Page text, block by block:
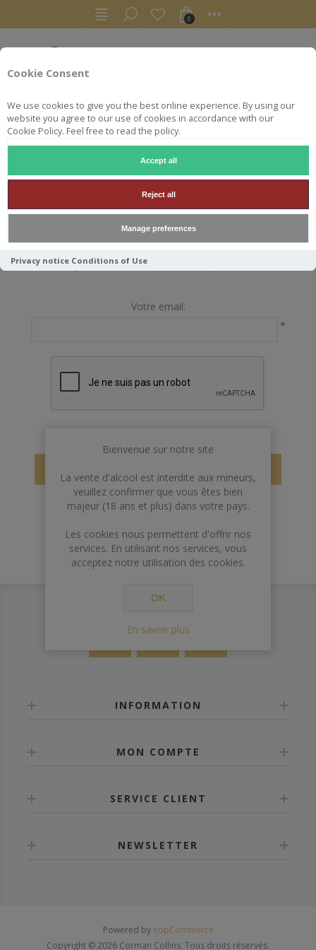
Cookie Consent
We use cookies to give you the best online experience. By using our
website you agree to our use of cookies in accordance with our
Cookie Policy. Feel free to read the policy.
Accept all
Reject all
Manage preferences
Privacy notice Conditions of Use
0
RÉCUPÉRER LE MOT DE
PASSE
Entrez votre adresse mail ci-dessous. Vous recevrez un lien
pour réinitialiser votre mot de passe.
Votre email:
*
INFORMATION
MON COMPTE
SERVICE CLIENT
NEWSLETTER
Powered by nopCommerce
Copyright © 2026 Corman Collins. Tous droits réservés.
Bienvenue sur notre site
La vente d'alcool est interdite aux mineurs,
veuillez confirmer que vous êtes bien
majeur (18 ans et plus) dans votre pays.
Les cookies nous permettent d'offrir nos
services. En utilisant nos services, vous
acceptez notre utilisation des cookies.
OK
En savoir plus